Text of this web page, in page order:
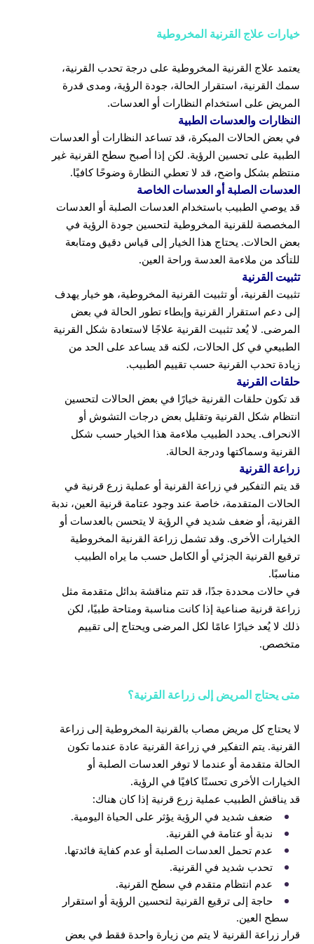
خيارات علاج القرنية المخروطية
يعتمد علاج القرنية المخروطية على درجة تحدب القرنية،
سمك القرنية، استقرار الحالة، جودة الرؤية، ومدى قدرة
المريض على استخدام النظارات أو العدسات.
النظارات والعدسات الطبية
في بعض الحالات المبكرة، قد تساعد النظارات أو العدسات
الطبية على تحسين الرؤية. لكن إذا أصبح سطح القرنية غير
منتظم بشكل واضح، قد لا تعطي النظارة وضوحًا كافيًا.
العدسات الصلبة أو العدسات الخاصة
قد يوصي الطبيب باستخدام العدسات الصلبة أو العدسات
المخصصة للقرنية المخروطية لتحسين جودة الرؤية في
بعض الحالات. يحتاج هذا الخيار إلى قياس دقيق ومتابعة
للتأكد من ملاءمة العدسة وراحة العين.
تثبيت القرنية
تثبيت القرنية، أو تثبيت القرنية المخروطية، هو خيار يهدف
إلى دعم استقرار القرنية وإبطاء تطور الحالة في بعض
المرضى. لا يُعد تثبيت القرنية علاجًا لاستعادة شكل القرنية
الطبيعي في كل الحالات، لكنه قد يساعد على الحد من
زيادة تحدب القرنية حسب تقييم الطبيب.
حلقات القرنية
قد تكون حلقات القرنية خيارًا في بعض الحالات لتحسين
انتظام شكل القرنية وتقليل بعض درجات التشوش أو
الانحراف. يحدد الطبيب ملاءمة هذا الخيار حسب شكل
القرنية وسماكتها ودرجة الحالة.
زراعة القرنية
قد يتم التفكير في زراعة القرنية أو عملية زرع قرنية في
الحالات المتقدمة، خاصة عند وجود عتامة قرنية العين، ندبة
القرنية، أو ضعف شديد في الرؤية لا يتحسن بالعدسات أو
الخيارات الأخرى. وقد تشمل زراعة القرنية المخروطية
ترقيع القرنية الجزئي أو الكامل حسب ما يراه الطبيب
مناسبًا.
في حالات محددة جدًا، قد تتم مناقشة بدائل متقدمة مثل
زراعة قرنية صناعية إذا كانت مناسبة ومتاحة طبيًا، لكن
ذلك لا يُعد خيارًا عامًا لكل المرضى ويحتاج إلى تقييم
متخصص.
متى يحتاج المريض إلى زراعة القرنية؟
لا يحتاج كل مريض مصاب بالقرنية المخروطية إلى زراعة
القرنية. يتم التفكير في زراعة القرنية عادة عندما تكون
الحالة متقدمة أو عندما لا توفر العدسات الصلبة أو
الخيارات الأخرى تحسنًا كافيًا في الرؤية.
قد يناقش الطبيب عملية زرع قرنية إذا كان هناك:
ضعف شديد في الرؤية يؤثر على الحياة اليومية.
ندبة أو عتامة في القرنية.
عدم تحمل العدسات الصلبة أو عدم كفاية فائدتها.
تحدب شديد في القرنية.
عدم انتظام متقدم في سطح القرنية.
حاجة إلى ترقيع القرنية لتحسين الرؤية أو استقرار
سطح العين.
قرار زراعة القرنية لا يتم من زيارة واحدة فقط في بعض